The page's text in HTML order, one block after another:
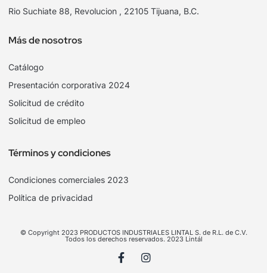
Rio Suchiate 88, Revolucion , 22105 Tijuana, B.C.
Más de nosotros
Catálogo
Presentación corporativa 2024
Solicitud de crédito
Solicitud de empleo
Términos y condiciones
Condiciones comerciales 2023
Política de privacidad
© Copyright 2023 PRODUCTOS INDUSTRIALES LINTAL S. de R.L. de C.V.
Todos los derechos reservados. 2023 Lintál